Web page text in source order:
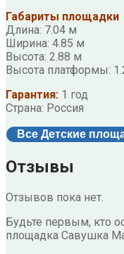
Габариты площадки
Длина: 7.04 м
Ширина: 4.85 м
Высота: 2.88 м
Высота платформы:
Гарантия: 1 год
Страна: Россия
Все Детские
Отзывы
Отзывов пока нет.
Будьте первым, кто
площадка Савушка